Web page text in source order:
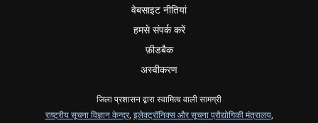
वेबसाइट नीतियां
हमसे संपर्क करें
फ़ीडबैक
अस्वीकरण
जिला प्रशासन द्वारा स्वामित्व वाली सामग्री
राष्ट्रीय सूचना विज्ञान केन्द्र, इलेक्ट्रॉनिक्स और सूचना प्रौद्योगिकी मंत्रालय,